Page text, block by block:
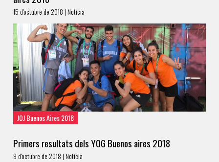
15 d'octubre de 2018 | Notícia
JOJ Buenos Aires 2018
Primers resultats dels YOG Buenos aires 2018
9 d'octubre de 2018 | Notícia